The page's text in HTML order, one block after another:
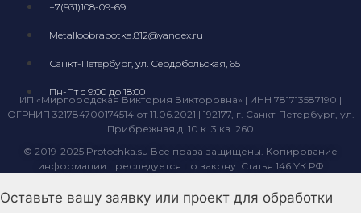
+7(931)108-09-69
Metalloobrabotka.812@yandex.ru
Санкт-Петербург, ул. Сердобольская, 65
Пн-Пт с 9:00 до 18:00
ИП «Миргородская Виктория Викторовна» | ИНН 781713587190 |
ОГРНИП 321784700174514 от 11.06.2021 | 192177, г. Санкт-Петербург, ул.
Прибрежная д. 10 к. 3 кв. 260
© 2019-2025 Protochka.su Все права защищены. Копирование
информации преследуется по закону. Статья 146 УК РФ
Оставьте вашу заявку или проект для обработки